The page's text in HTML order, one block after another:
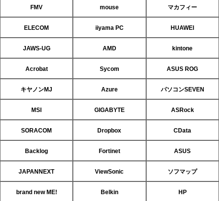
FMV mouse マカフィー
ELECOM iiyama PC HUAWEI
JAWS-UG AMD kintone
Acrobat Sycom ASUS ROG
キヤノンMJ Azure パソコンSEVEN
MSI GIGABYTE ASRock
SORACOM Dropbox CData
Backlog Fortinet ASUS
JAPANNEXT ViewSonic ソフマップ
brand new ME! Belkin HP